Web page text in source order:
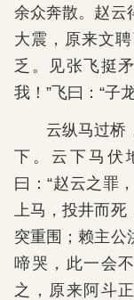
余众奔散。赵云
大震，原来文
乏。见张飞挺
我！”飞曰：“子
云纵马过桥
下。云下马伏
曰：“赵云之罪
上马，投井而死
突重围；赖主公
啼哭，此一会
之，原来阿斗